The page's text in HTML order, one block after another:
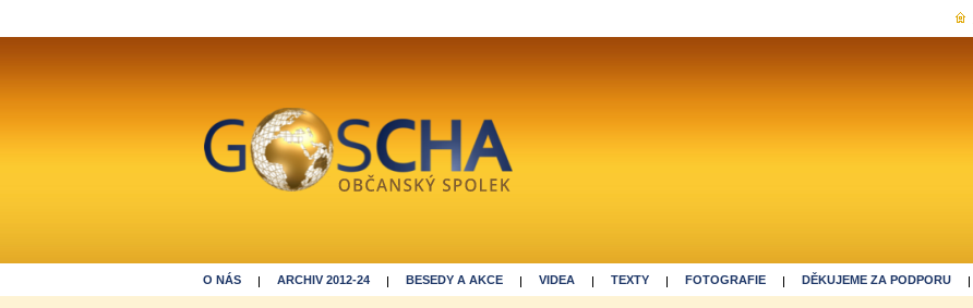
O NÁS ARCHIV 2012-24 BESEDY A AKCE VIDEA TEXTY FOTOGRAFIE DĚKUJEME ZA PODPORU